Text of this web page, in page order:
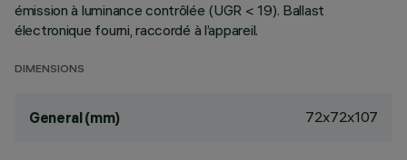
émission à luminance contrôlée (UGR < 19). Ballast
électronique fourni, raccordé à l’appareil.
DIMENSIONS
General (mm) 72x72x107